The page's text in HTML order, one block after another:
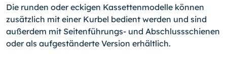
Die runden oder eckigen Kassettenmodelle können
zusätzlich mit einer Kurbel bedient werden und sind
außerdem mit Seitenführungs- und Abschlussschienen
oder als aufgeständerte Version erhältlich.